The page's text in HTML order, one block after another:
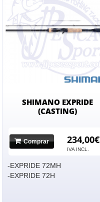
SHIMANO EXPRIDE
(CASTING)
Comprar 234,00€
IVA INCL.
-EXPRIDE 72MH
-EXPRIDE 72H